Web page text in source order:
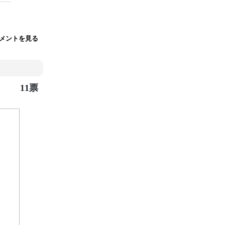
ントを見る
11票